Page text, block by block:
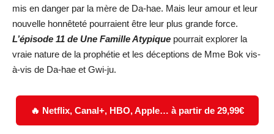
mis en danger par la mère de Da-hae. Mais leur amour et leur
nouvelle honnêteté pourraient être leur plus grande force.
L’épisode 11 de Une Famille Atypique pourrait explorer la
vraie nature de la prophétie et les déceptions de Mme Bok vis-
à-vis de Da-hae et Gwi-ju.
🔥 Netflix, Canal+, HBO, Apple… à partir de 29,99€